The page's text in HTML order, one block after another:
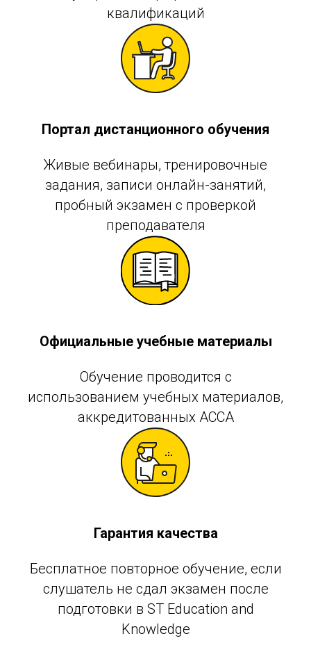
квалификаций
Портал дистанционного обучения
Живые вебинары, тренировочные
задания, записи онлайн-занятий,
пробный экзамен с проверкой
преподавателя
Официальные учебные материалы
Обучение проводится с
использованием учебных материалов,
аккредитованных АССА
Гарантия качества
Бесплатное повторное обучение, если
слушатель не сдал экзамен после
подготовки в ST Education and
Knowledge